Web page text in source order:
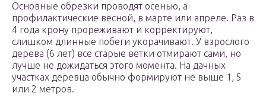
Основные обрезки проводят осенью, а
профилактические весной, в марте или апреле. Раз в
4 года крону прореживают и корректируют,
слишком длинные побеги укорачивают. У взрослого
дерева (6 лет) все старые ветки отмирают сами, но
лучше не дожидаться этого момента. На дачных
участках деревца обычно формируют не выше 1, 5
или 2 метров.